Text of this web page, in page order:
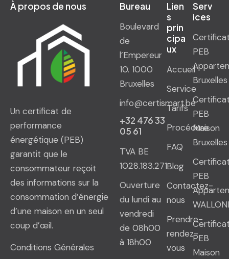
À propos de nous
Un certificat de
performance
énergétique (PEB)
garantit que le
consommateur reçoit
des informations sur la
consommation d’énergie
d’une maison en un seul
coup d’œil.
Conditions Générales
Bureau
Boulevard
de
l’Empereur
10. 1000
Bruxelles
info@certismart.be
+32 476 33
05 61
TVA BE
1028.183.271
Ouverture
du lundi au
vendredi
de 08h00
à 18h00
Lien
s
prin
cipa
ux
Accueil
Service
Tarifs
Procédure
FAQ
Blog
Contactez-
nous
Prendre-
rendez-
vous
Serv
ices
PEB
Bruxelles
PEB
Maison
Bruxelles
PEB
PEB
Maison